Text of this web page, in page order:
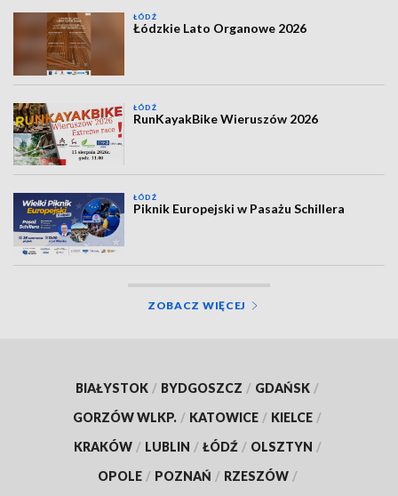
ŁÓDŹ
Łódzkie Lato Organowe 2026
ŁÓDŹ
RunKayakBike Wieruszów 2026
ŁÓDŹ
Piknik Europejski w Pasażu Schillera
ZOBACZ WIĘCEJ
BIAŁYSTOK / BYDGOSZCZ / GDAŃSK /
GORZÓW WLKP. / KATOWICE / KIELCE /
KRAKÓW / LUBLIN / ŁÓDŹ / OLSZTYN /
OPOLE / POZNAŃ / RZESZÓW /